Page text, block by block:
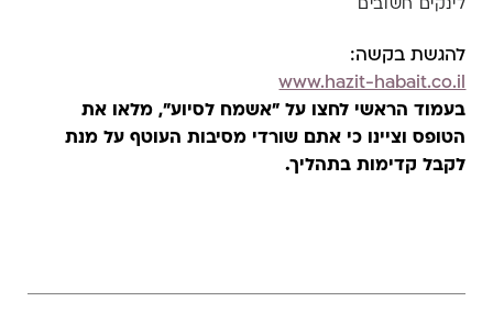
להגשת בקשה:
www.hazit-habait.co.il
בעמוד הראשי לחצו על "אשמח לסיוע", מלאו את
הטופס וציינו כי אתם שורדי מסיבות העוטף על מנת
לקבל קדימות בתהליך.